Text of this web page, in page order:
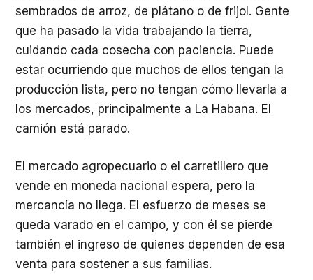
sembrados de arroz, de plátano o de frijol. Gente
que ha pasado la vida trabajando la tierra,
cuidando cada cosecha con paciencia. Puede
estar ocurriendo que muchos de ellos tengan la
producción lista, pero no tengan cómo llevarla a
los mercados, principalmente a La Habana. El
camión está parado.
El mercado agropecuario o el carretillero que
vende en moneda nacional espera, pero la
mercancía no llega. El esfuerzo de meses se
queda varado en el campo, y con él se pierde
también el ingreso de quienes dependen de esa
venta para sostener a sus familias.